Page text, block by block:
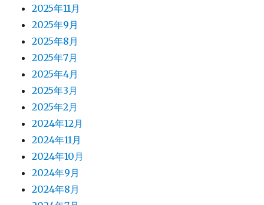
2025年11月
2025年9月
2025年8月
2025年7月
2025年4月
2025年3月
2025年2月
2024年12月
2024年11月
2024年10月
2024年9月
2024年8月